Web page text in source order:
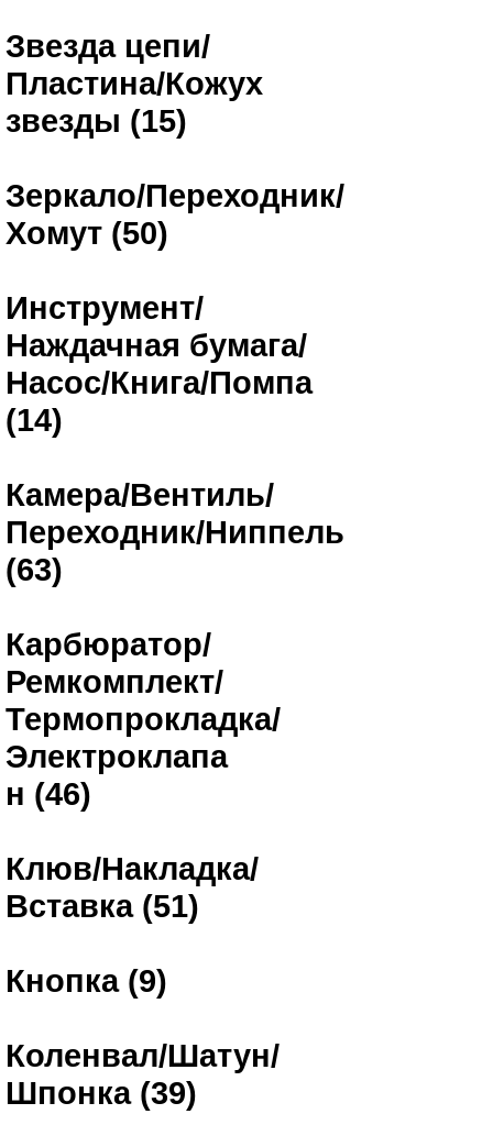
Звезда цепи/
Пластина/Кожух
звезды (15)
Зеркало/Переходник/
Хомут (50)
Инструмент/
Наждачная бумага/
Насос/Книга/Помпа
(14)
Камера/Вентиль/
Переходник/Ниппель
(63)
Карбюратор/
Ремкомплект/
Термопрокладка/
Электроклапа
н (46)
Клюв/Накладка/
Вставка (51)
Кнопка (9)
Коленвал/Шатун/
Шпонка (39)